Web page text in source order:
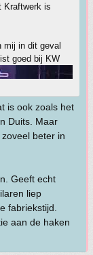
Kraftwerk is
mij in dit geval
goed bij KW
is ook zoals het
Duits. Maar
beter in
Geeft echt
liep
fabriekstijd.
aan de haken